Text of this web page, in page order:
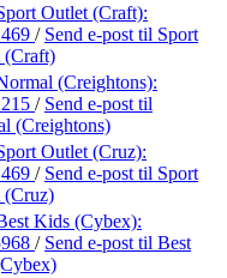
Outlet (Craft):
/ Send e-post til Sport
(Craft)
(Creightons):
/ Send e-post til
(Creightons)
Outlet (Cruz):
/ Send e-post til Sport
(Cruz)
Kids (Cybex):
/ Send e-post til Best